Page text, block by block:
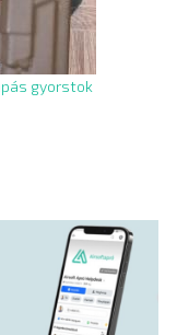
gyorstok